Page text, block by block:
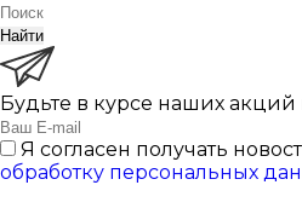
Найти
Будьте в курсе наших акций
Я согласен получать
обработку персональных